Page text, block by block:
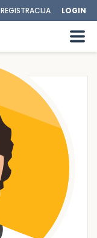
REGISTRACIJA LOGIN